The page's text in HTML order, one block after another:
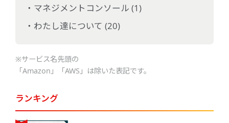
マネジメントコンソール (1)
わたし達について (20)
※サービス名先頭の
「Amazon」「AWS」は除いた表記です。
ランキング